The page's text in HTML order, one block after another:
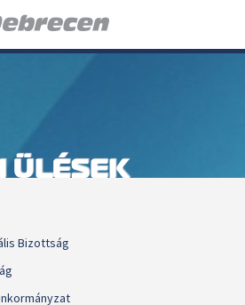
ÜLÉSEK
Bizottság